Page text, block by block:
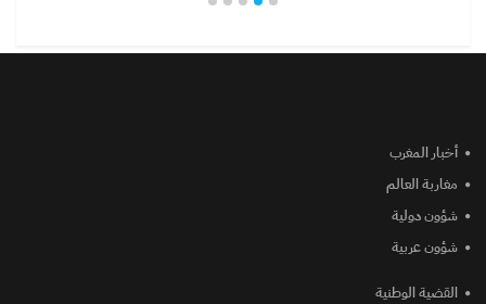
أخبار المغرب
مغاربة العالم
شؤون دولية
شؤون عربية
القضية الوطنية